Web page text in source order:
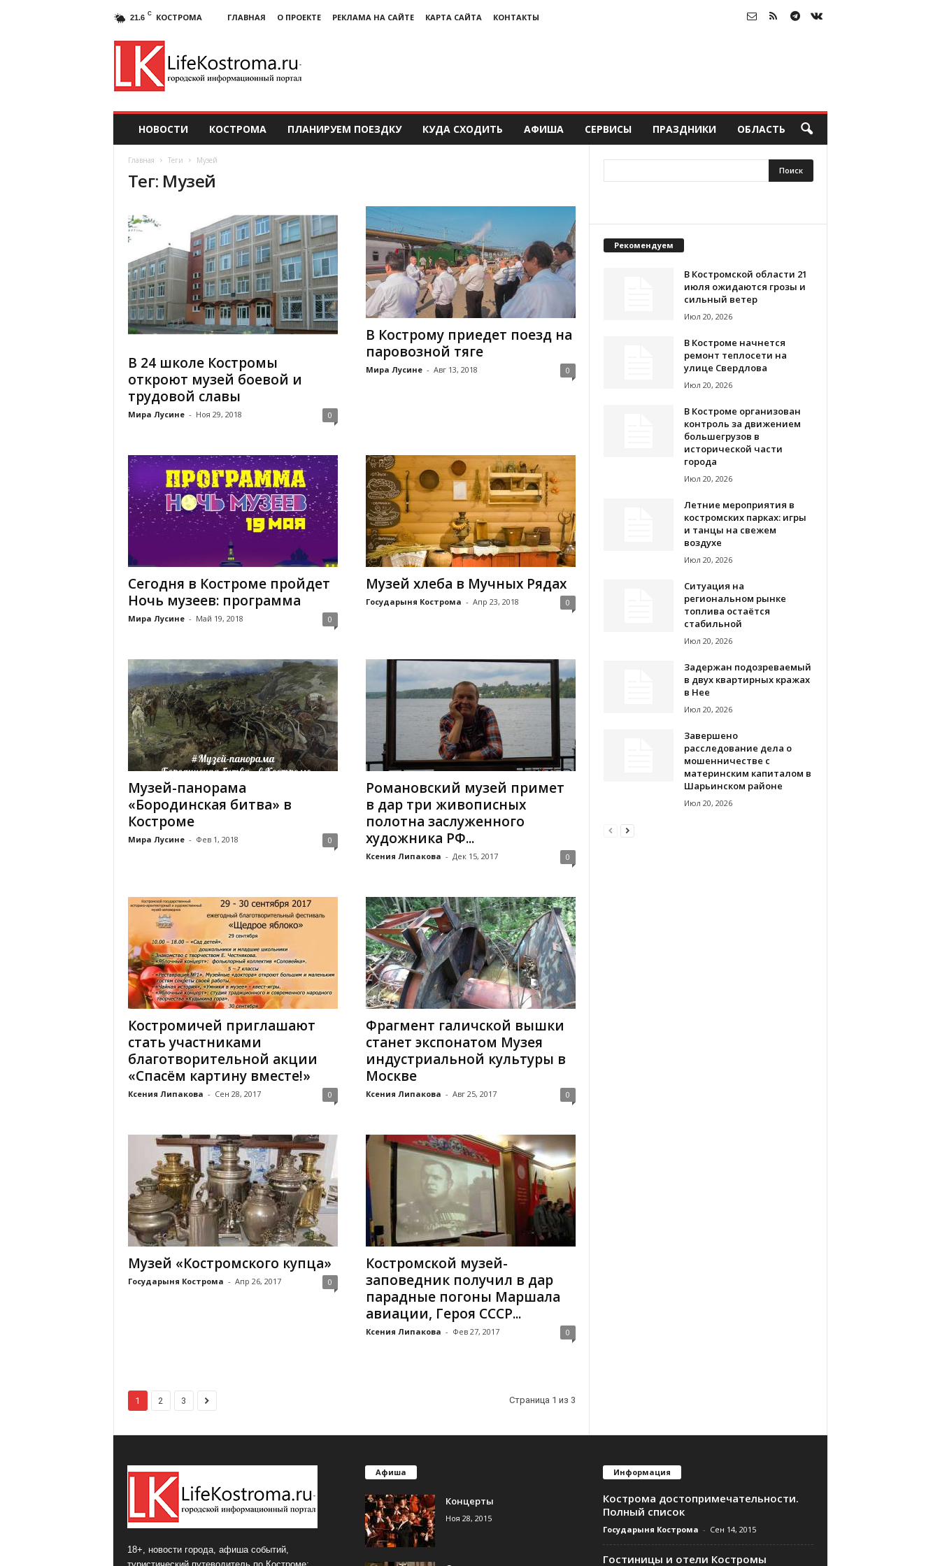
21.6 C КОСТРОМА ГЛАВНАЯ О ПРОЕКТЕ РЕКЛАМА НА САЙТЕ КАРТА САЙТА КОНТАКТЫ
НОВОСТИ КОСТРОМА ПЛАНИРУЕМ ПОЕЗДКУ КУДА СХОДИТЬ АФИША СЕРВИСЫ ПРАЗДНИКИ ОБЛАСТЬ
Главная Теги Музей
Тег: Музей
В 24 школе Костромы
откроют музей боевой и
трудовой славы
Мира Лусине - Ноя 29, 2018 0
В Кострому приедет поезд на
паровозной тяге
Мира Лусине - Авг 13, 2018 0
Сегодня в Костроме пройдет
Ночь музеев: программа
Мира Лусине - Май 19, 2018 0
Музей хлеба в Мучных Рядах
Государыня Кострома - Апр 23, 2018 0
Музей-панорама
«Бородинская битва» в
Костроме
Мира Лусине - Фев 1, 2018 0
Романовский музей примет
в дар три живописных
полотна заслуженного
художника РФ...
Ксения Липакова - Дек 15, 2017 0
Костромичей приглашают
стать участниками
благотворительной акции
«Спасём картину вместе!»
Ксения Липакова - Сен 28, 2017 0
Фрагмент галичской вышки
станет экспонатом Музея
индустриальной культуры в
Москве
Ксения Липакова - Авг 25, 2017 0
Музей «Костромского купца»
Государыня Кострома - Апр 26, 2017 0
Костромской музей-
заповедник получил в дар
парадные погоны Маршала
авиации, Героя СССР...
Ксения Липакова - Фев 27, 2017 0
1 2 3 Страница 1 из 3
Рекомендуем
В Костромской области 21
июля ожидаются грозы и
сильный ветер
Июл 20, 2026
В Костроме начнется
ремонт теплосети на
улице Свердлова
Июл 20, 2026
В Костроме организован
контроль за движением
большегрузов в
исторической части
города
Июл 20, 2026
Летние мероприятия в
костромских парках: игры
и танцы на свежем
воздухе
Июл 20, 2026
Ситуация на
региональном рынке
топлива остаётся
стабильной
Июл 20, 2026
Задержан подозреваемый
в двух квартирных кражах
в Нее
Июл 20, 2026
Завершено
расследование дела о
мошенничестве с
материнским капиталом в
Шарьинском районе
Июл 20, 2026
18+, новости города, афиша событий,
Афиша
Концерты
Ноя 28, 2015
Информация
Кострома достопримечательности.
Полный список
Государыня Кострома - Сен 14, 2015
Гостиницы и отели Костромы